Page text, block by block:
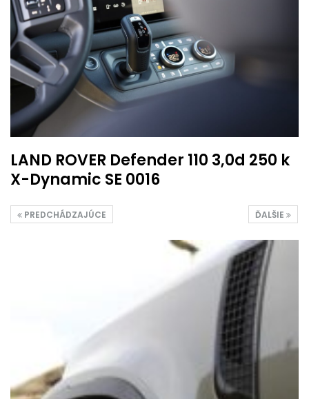
LAND ROVER Defender 110 3,0d 250 k
X-Dynamic SE 0016
ĎALŠIE
PREDCHÁDZAJÚCE